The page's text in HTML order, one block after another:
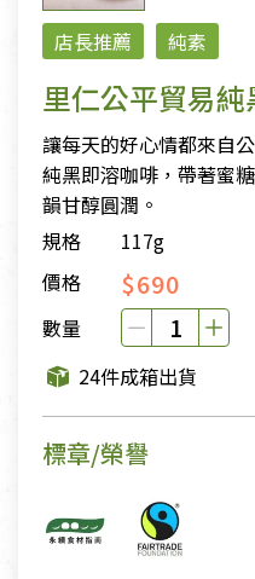
店長推薦 純素
里仁公平貿易
讓每天的好心情都來自
純黑即溶咖啡，帶著蜜
韻甘醇圓潤。
規格
117g
價格
$690
數量
24件成箱出貨
標章/榮譽